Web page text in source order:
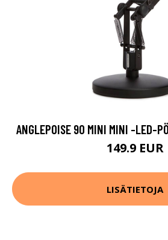
ANGLEPOISE 90 MINI MINI -LED-
149.9 EUR
LISÄTIETOJA